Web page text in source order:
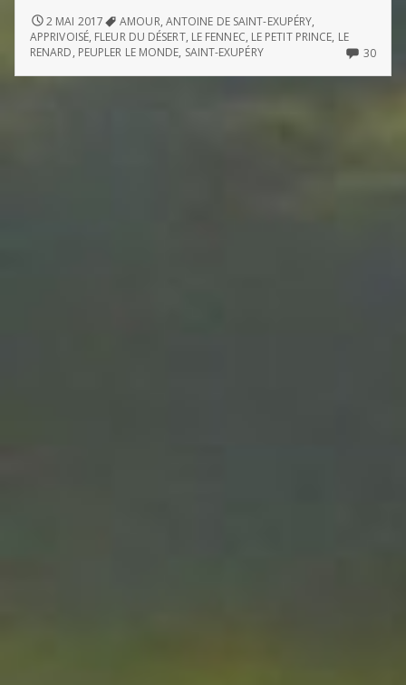
à
cause
de
la
J’Y
GAGNE
À
DE
2 MAI 2017 AMOUR, ANTOINE DE SAINT-EXUPÉRY,
APPRIVOISÉ, FLEUR DU DÉSERT, LE FENNEC, LE PETIT PRINCE, LE
RENARD, PEUPLER LE MONDE, SAINT-EXUPÉRY 3030